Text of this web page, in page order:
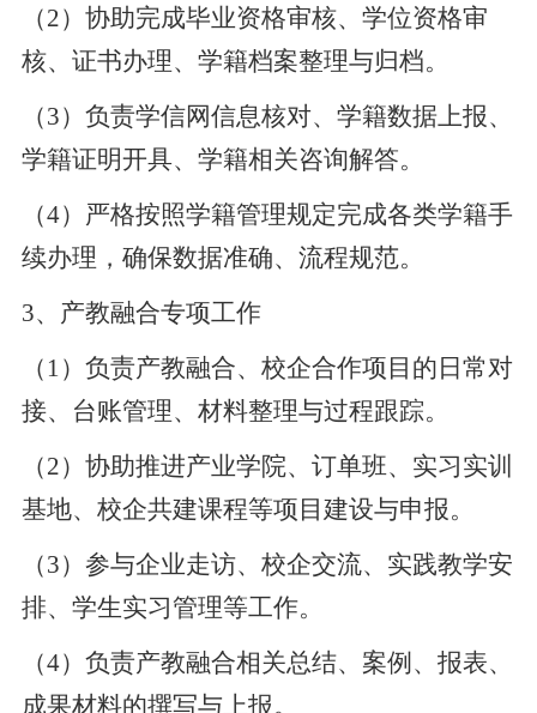
（2）协助完成毕业资格审核、学位资格审
核、证书办理、学籍档案整理与归档。
（3）负责学信网信息核对、学籍数据上报、
学籍证明开具、学籍相关咨询解答。
（4）严格按照学籍管理规定完成各类学籍手
续办理，确保数据准确、流程规范。
3、 产教融合专项工作
（ 1）负责产教融合、校企合作项目的日常对
接、台账管理、材料整理与过程跟踪。
（2）协助推进产业学院、订单班、实习实训
基地、校企共建课程等项目建设与申报。
（3）参与企业走访、校企交流、实践教学安
排、学生实习管理等工作。
（4）负责产教融合相关总结、案例、报表、
成果材料的撰写与上报。